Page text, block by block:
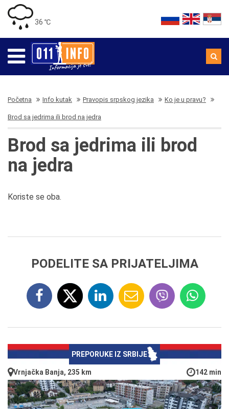
36 ℃
Početna Info kutak Pravopis srpskog jezika Ko je u pravu?
Brod sa jedrima ili brod na jedra
Brod sa jedrima ili brod
na jedra
Koriste se oba.
PODELITE SA PRIJATELJIMA
PREPORUKE IZ SRBIJE
Vrnjačka Banja, 235 km 142 min